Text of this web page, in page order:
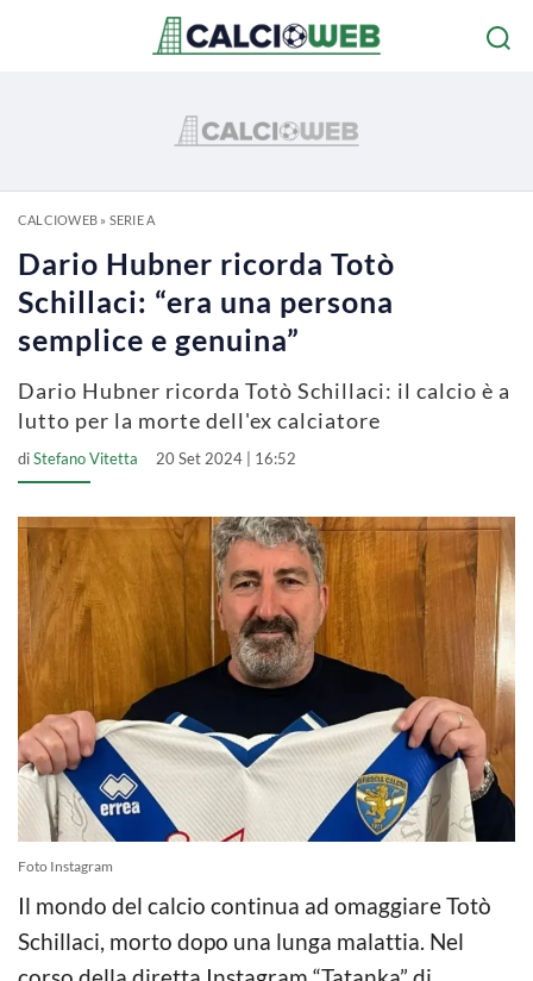
CALCIOWEB» SERIE A
Dario Hubner ricorda Totò
Schillaci: “era una persona
semplice e genuina”
Dario Hubner ricorda Totò Schillaci: il calcio è a
lutto per la morte dell'ex calciatore
diStefano Vitetta 20 Set 2024 | 16:52
Foto Instagram
Il mondo del calcio continua ad omaggiare Totò
Schillaci, morto dopo una lunga malattia. Nel